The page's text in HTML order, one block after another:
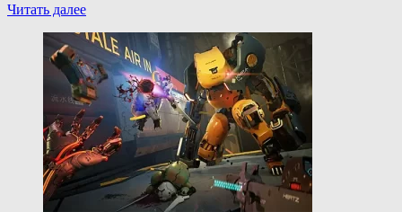
Читать далееПрочитать
о
В Call
of Duty:
Black
Ops
6 и Warzone
приготовили
подарки,
но не все
рады
такой